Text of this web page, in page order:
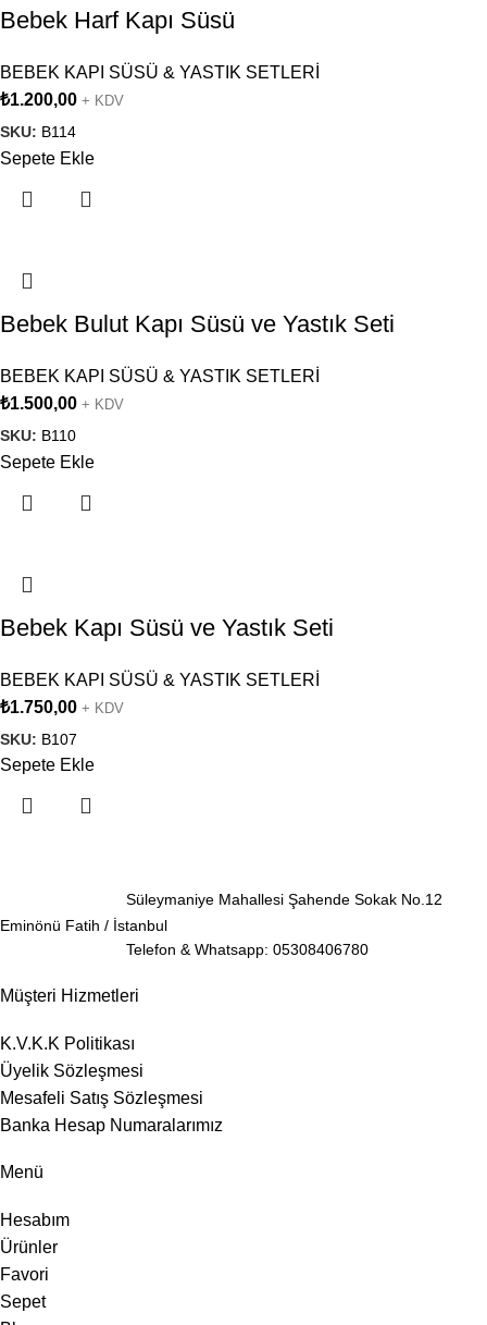
Bebek Harf Kapı Süsü
BEBEK KAPI SÜSÜ & YASTIK SETLERİ
₺1.200,00 + KDV
SKU: B114
Sepete Ekle
Bebek Bulut Kapı Süsü ve Yastık Seti
BEBEK KAPI SÜSÜ & YASTIK SETLERİ
₺1.500,00 + KDV
SKU: B110
Sepete Ekle
Bebek Kapı Süsü ve Yastık Seti
BEBEK KAPI SÜSÜ & YASTIK SETLERİ
₺1.750,00 + KDV
SKU: B107
Sepete Ekle
Süleymaniye Mahallesi Şahende Sokak No.12
Eminönü Fatih / İstanbul
Telefon & Whatsapp: 05308406780
Müşteri Hizmetleri
K.V.K.K Politikası
Üyelik Sözleşmesi
Mesafeli Satış Sözleşmesi
Banka Hesap Numaralarımız
Menü
Hesabım
Ürünler
Favori
Sepet